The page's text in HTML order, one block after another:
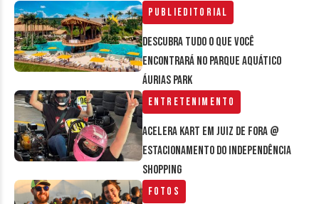
Publieditorial
Descubra tudo o que você
encontrará no parque aquático
Áurias Park
Entretenimento
Acelera Kart em Juiz de Fora @
estacionamento do Independência
Shopping
Fotos